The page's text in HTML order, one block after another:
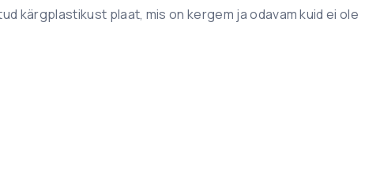
kärgplastikust plaat, mis on kergem ja odavam kuid ei ole